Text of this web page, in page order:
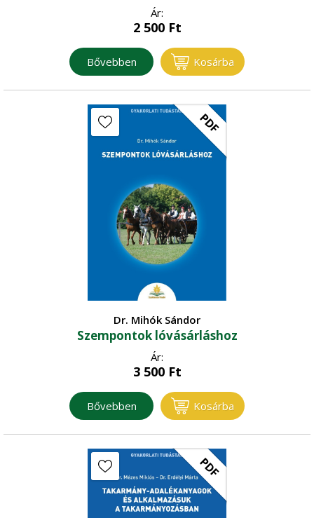
Ár:
2 500Ft
Bővebben Kosárba
PDF
Dr. Mihók Sándor
Szempontok lóvásárláshoz
Ár:
3 500Ft
Bővebben Kosárba
PDF